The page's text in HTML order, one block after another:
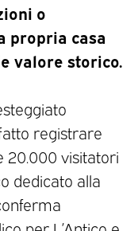
o
propria casa
valore storico.
registrare
20.000 visitatori
dedicato alla